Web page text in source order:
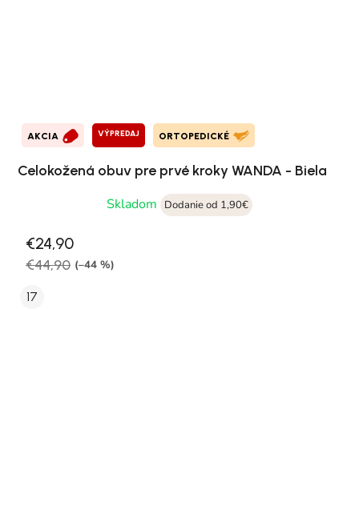
AKCIA VÝPREDAJ ORTOPEDICKÉ
Celokožená obuv pre prvé kroky WANDA - Biela
Skladom
Dodanie od 1,90€
€24,90
€44,90 (–44 %)
17